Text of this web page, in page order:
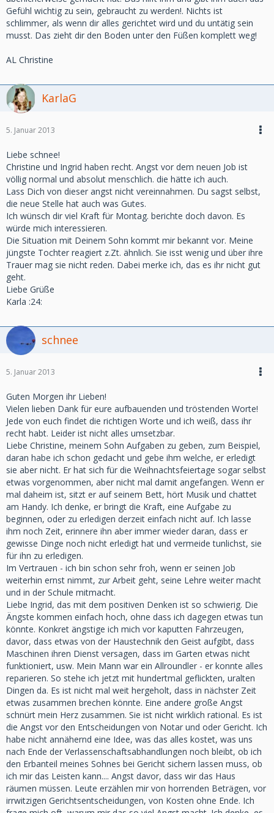
Gefühl wichtig zu sein, gebraucht zu werden!. Nichts ist
schlimmer, als wenn dir alles gerichtet wird und du untätig sein
musst. Das zieht dir den Boden unter den Füßen komplett weg!
AL Christine
KarlaG
5. Januar 2013
Liebe schnee!
Christine und Ingrid haben recht. Angst vor dem neuen Job ist
völlig normal und absolut menschlich. die hätte ich auch.
Lass Dich von dieser angst nicht vereinnahmen. Du sagst selbst,
die neue Stelle hat auch was Gutes.
Ich wünsch dir viel Kraft für Montag. berichte doch davon. Es
würde mich interessieren.
Die Situation mit Deinem Sohn kommt mir bekannt vor. Meine
jüngste Tochter reagiert z.Zt. ähnlich. Sie isst wenig und über ihre
Trauer mag sie nicht reden. Dabei merke ich, das es ihr nicht gut
geht.
Liebe Grüße
Karla :24:
schnee
5. Januar 2013
Guten Morgen ihr Lieben!
Vielen lieben Dank für eure aufbauenden und tröstenden Worte!
Jede von euch findet die richtigen Worte und ich weiß, dass ihr
recht habt. Leider ist nicht alles umsetzbar.
Liebe Christine, meinem Sohn Aufgaben zu geben, zum Beispiel,
daran habe ich schon gedacht und gebe ihm welche, er erledigt
sie aber nicht. Er hat sich für die Weihnachtsfeiertage sogar selbst
etwas vorgenommen, aber nicht mal damit angefangen. Wenn er
mal daheim ist, sitzt er auf seinem Bett, hört Musik und chattet
am Handy. Ich denke, er bringt die Kraft, eine Aufgabe zu
beginnen, oder zu erledigen derzeit einfach nicht auf. Ich lasse
ihm noch Zeit, erinnere ihn aber immer wieder daran, dass er
gewisse Dinge noch nicht erledigt hat und vermeide tunlichst, sie
für ihn zu erledigen.
Im Vertrauen - ich bin schon sehr froh, wenn er seinen Job
weiterhin ernst nimmt, zur Arbeit geht, seine Lehre weiter macht
und in der Schule mitmacht.
Liebe Ingrid, das mit dem positiven Denken ist so schwierig. Die
Ängste kommen einfach hoch, ohne dass ich dagegen etwas tun
könnte. Konkret ängstige ich mich vor kaputten Fahrzeugen,
davor, dass etwas von der Haustechnik den Geist aufgibt, dass
Maschinen ihren Dienst versagen, dass im Garten etwas nicht
funktioniert, usw. Mein Mann war ein Allroundler - er konnte alles
reparieren. So stehe ich jetzt mit hundertmal geflickten, uralten
Dingen da. Es ist nicht mal weit hergeholt, dass in nächster Zeit
etwas zusammen brechen könnte. Eine andere große Angst
schnürt mein Herz zusammen. Sie ist nicht wirklich rational. Es ist
die Angst vor den Entscheidungen von Notar und oder Gericht. Ich
habe nicht annähernd eine Idee, was das alles kostet, was uns
nach Ende der Verlassenschaftsabhandlungen noch bleibt, ob ich
den Erbanteil meines Sohnes bei Gericht sichern lassen muss, ob
ich mir das Leisten kann.... Angst davor, dass wir das Haus
räumen müssen. Leute erzählen mir von horrenden Beträgen, vor
irrwitzigen Gerichtsentscheidungen, von Kosten ohne Ende. Ich